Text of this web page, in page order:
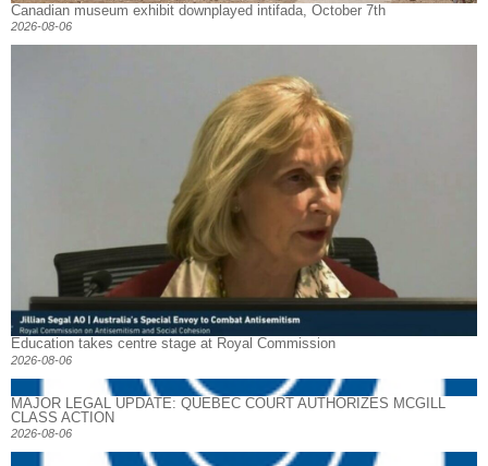
Canadian museum exhibit downplayed intifada, October 7th
2026-08-06
Education takes centre stage at Royal Commission
2026-08-06
MAJOR LEGAL UPDATE: QUEBEC COURT AUTHORIZES MCGILL
CLASS ACTION
2026-08-06